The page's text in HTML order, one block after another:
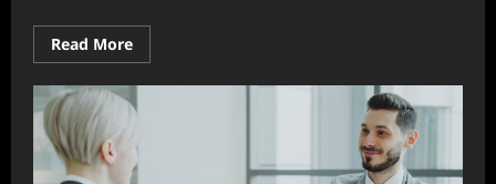
Read MoreRead
more
Moderne
Unternehmenskonzepte
Märkte